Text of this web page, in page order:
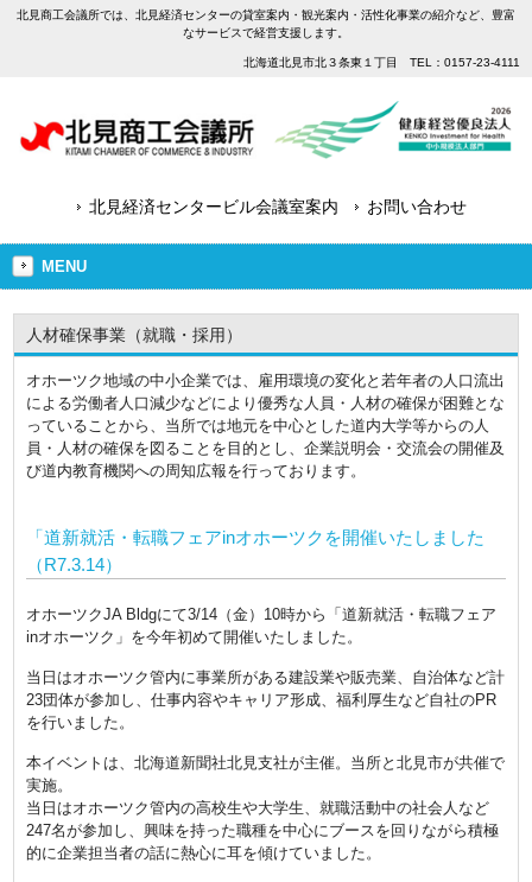
北見商工会議所では、北見経済センターの貸室案内・観光案内・活性化事業の紹介など、豊富
なサービスで経営支援します。
北海道北見市北３条東１丁目 TEL：0157-23-4111
北見経済センタービル会議室案内 お問い合わせ
MENU
人材確保事業（就職・採用）
オホーツク地域の中小企業では、雇用環境の変化と若年者の人口流出
による労働者人口減少などにより優秀な人員・人材の確保が困難とな
っていることから、当所では地元を中心とした道内大学等からの人
員・人材の確保を図ることを目的とし、企業説明会・交流会の開催及
び道内教育機関への周知広報を行っております。
「道新就活・転職フェアinオホーツクを開催いたしました
（R7.3.14）
オホーツクJA Bldgにて3/14（金）10時から「道新就活・転職フェア
inオホーツク」を今年初めて開催いたしました。
当日はオホーツク管内に事業所がある建設業や販売業、自治体など計
23団体が参加し、仕事内容やキャリア形成、福利厚生など自社のPR
を行いました。
本イベントは、北海道新聞社北見支社が主催。当所と北見市が共催で
実施。
当日はオホーツク管内の高校生や大学生、就職活動中の社会人など
247名が参加し、興味を持った職種を中心にブースを回りながら積極
的に企業担当者の話に熱心に耳を傾けていました。